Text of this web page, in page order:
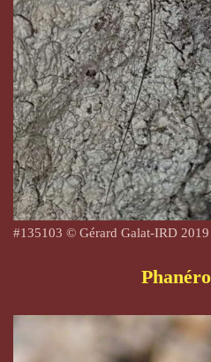
#135103 © Gérard Galat-IRD 2019